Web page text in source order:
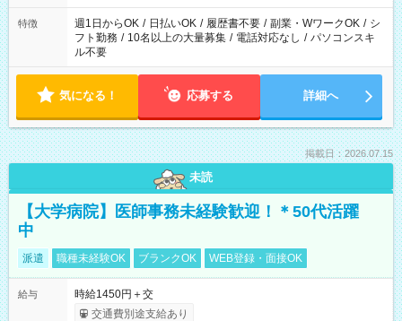
ください！
特徴 週1日からOK / 日払いOK / 履歴書不要 / 副業・WワークOK / シ
フト勤務 / 10名以上の大量募集 / 電話対応なし / パソコンスキ
ル不要
気になる！ 応募する 詳細へ
掲載日：2026.07.15
未読
【大学病院】医師事務未経験歓迎！＊50代活躍
中
派遣 職種未経験OK ブランクOK WEB登録・面接OK
給与
時給1450円＋交
交通費別途支給あり